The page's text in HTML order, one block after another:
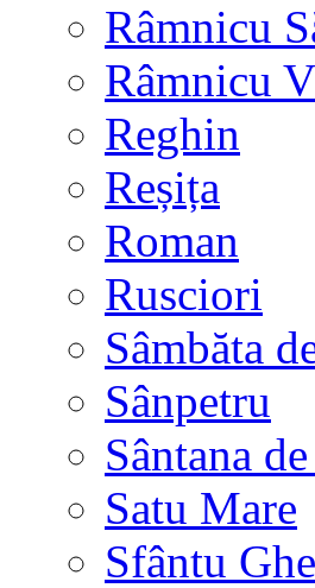
Râmnicu
Râmnicu
Reghin
Reșița
Roman
Rusciori
Sâmbăta
Sânpetru
Sântana
Satu Mare
Sfântu